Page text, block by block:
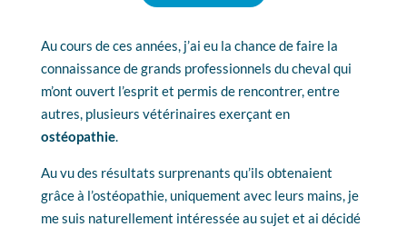
Au cours de ces années, j’ai eu la chance de faire la
connaissance de grands professionnels du cheval qui
m’ont ouvert l’esprit et permis de rencontrer, entre
autres, plusieurs vétérinaires exerçant en
ostéopathie.
Au vu des résultats surprenants qu’ils obtenaient
grâce à l’ostéopathie, uniquement avec leurs mains, je
me suis naturellement intéressée au sujet et ai décidé